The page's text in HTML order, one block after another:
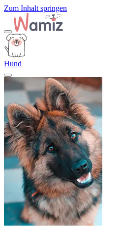
Zum Inhalt springen
Hund